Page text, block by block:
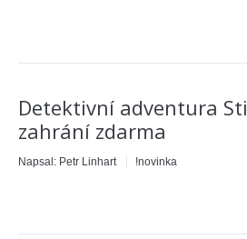
Detektivní adventura
zahrání zdarma
Napsal: Petr Linhart !novinka